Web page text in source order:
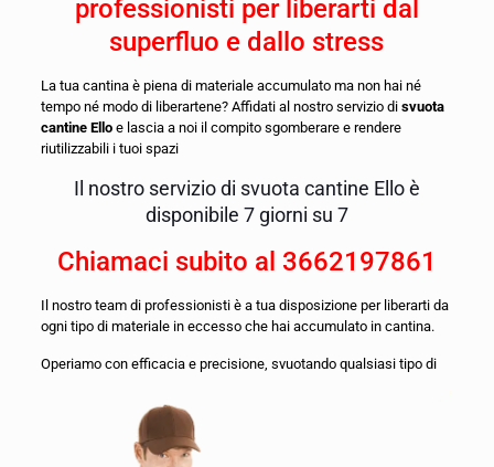
professionisti per liberarti dal
superfluo e dallo stress
La tua cantina è piena di materiale accumulato ma non hai né
tempo né modo di liberartene? Affidati al nostro servizio di svuota
cantine Ello e lascia a noi il compito sgomberare e rendere
riutilizzabili i tuoi spazi
Il nostro servizio di svuota cantine Ello è
disponibile 7 giorni su 7
Chiamaci subito al 3662197861
Il nostro team di professionisti è a tua disposizione per liberarti da
ogni tipo di materiale in eccesso che hai accumulato in cantina.
Operiamo con efficacia e precisione, svuotando qualsiasi tipo di